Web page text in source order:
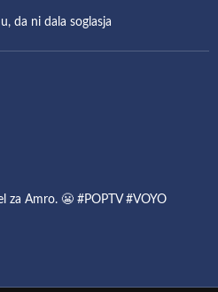
da ni dala soglasja
za Amro. 😬 #POPTV #VOYO